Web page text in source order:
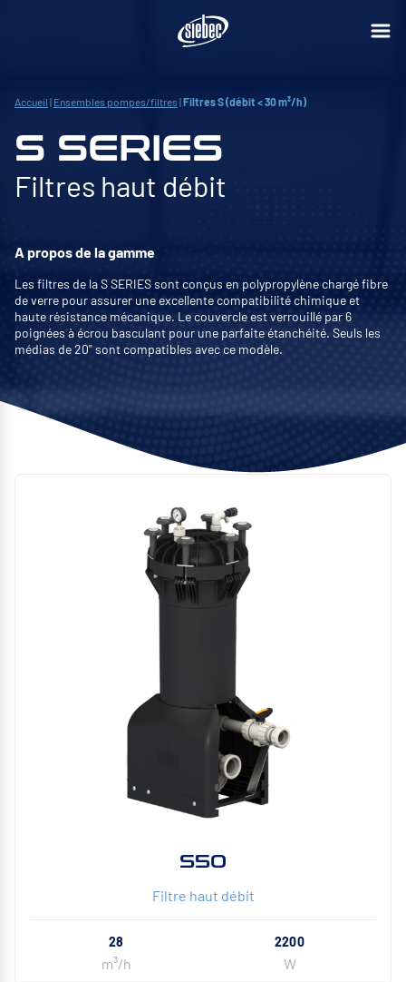
Accueil | Ensembles pompes/filtres |Filtres S (débit < 30 m³/h)
S SERIES
Filtres haut débit
A propos de la gamme
Les filtres de la S SERIES sont conçus en polypropylène chargé fibre
de verre pour assurer une excellente compatibilité chimique et
haute résistance mécanique. Le couvercle est verrouillé par 6
poignées à écrou basculant pour une parfaite étanchéité. Seuls les
médias de 20" sont compatibles avec ce modèle.
S50
Filtre haut débit
28
m³/h
2200
W